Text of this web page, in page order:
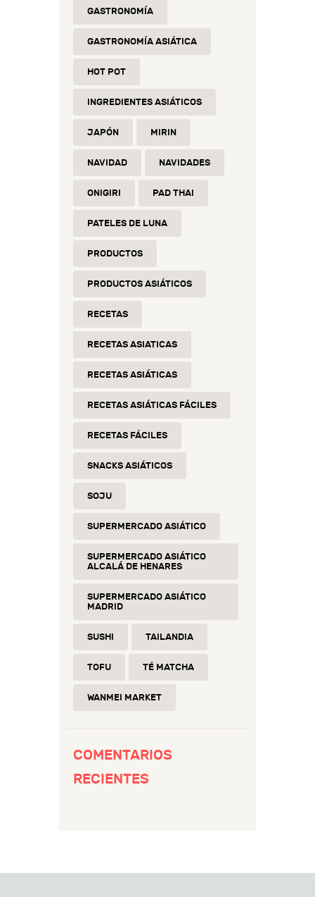
GASTRONOMÍA
GASTRONOMÍA ASIÁTICA
HOT POT
INGREDIENTES ASIÁTICOS
JAPÓN MIRIN
NAVIDAD NAVIDADES
ONIGIRI PAD THAI
PATELES DE LUNA
PRODUCTOS
PRODUCTOS ASIÁTICOS
RECETAS
RECETAS ASIATICAS
RECETAS ASIÁTICAS
RECETAS ASIÁTICAS FÁCILES
RECETAS FÁCILES
SNACKS ASIÁTICOS
SOJU
SUPERMERCADO ASIÁTICO
SUPERMERCADO ASIÁTICO
ALCALÁ DE HENARES
SUPERMERCADO ASIÁTICO
MADRID
SUSHI TAILANDIA
TOFU TÉ MATCHA
WANMEI MARKET
COMENTARIOS
RECIENTES